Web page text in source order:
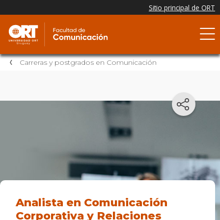
Carreras y postgrados en Comunicación
Analista en Comunicación
Corporativa y Relaciones